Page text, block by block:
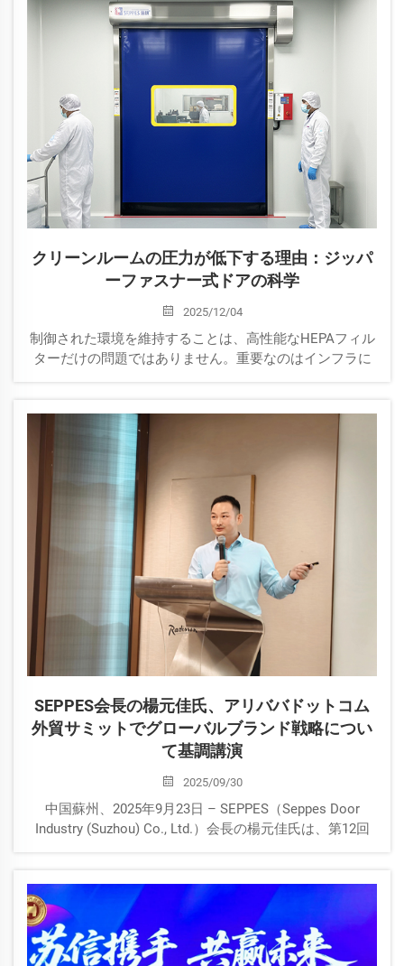
クリーンルームの圧力が低下する理由：ジッパ
ーファスナー式ドアの科学
2025/12/04
制御された環境を維持することは、高性能なHEPAフィル
ターだけの問題ではありません。重要なのはインフラに
は、わずかな空気圧の変動でも甚大な汚染事故や何千ド
ルもの製品損失につながる可能性があります。
SEPPES会長の楊元佳氏、アリババドットコム
外貿サミットでグローバルブランド戦略につい
て基調講演
2025/09/30
中国蘇州、2025年9月23日 – SEPPES（Seppes Door
Industry (Suzhou) Co., Ltd.）会長の楊元佳氏は、第12回
た。